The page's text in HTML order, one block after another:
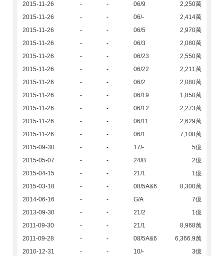
2015-11-26
- - 06/9
2,250萬
2015-11-26
- - 06/-
2,414萬
2015-11-26
- - 06/5
2,970萬
2015-11-26
- - 06/3
2,080萬
2015-11-26
- - 06/23
2,550萬
2015-11-26
- - 06/22
2,211萬
2015-11-26
- - 06/2
2,080萬
2015-11-26
- - 06/19
1,850萬
2015-11-26
- - 06/12
2,273萬
2015-11-26
- - 06/11
2,629萬
2015-11-26
- - 06/1
7,108萬
2015-09-30
- - 17/-
5億
2015-05-07
- - 24/B
2億
2015-04-15
- - 21/1
1億
2015-03-18
- - 08/5A&6
8,300萬
2014-06-16
- - G/A
7億
2013-09-30
- - 21/2
1億
2011-09-30
- - 21/1
8,968萬
2011-09-28
- - 08/5A&6
6,366.9萬
2010-12-31
- - 10/- 3億